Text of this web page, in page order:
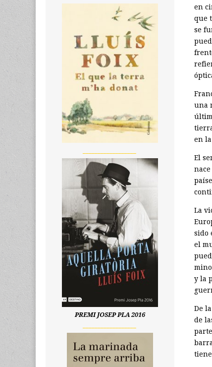
en
que
se
una
en
El
La
sido
el
y la
De
de
PREMI JOSEP PLA 2016